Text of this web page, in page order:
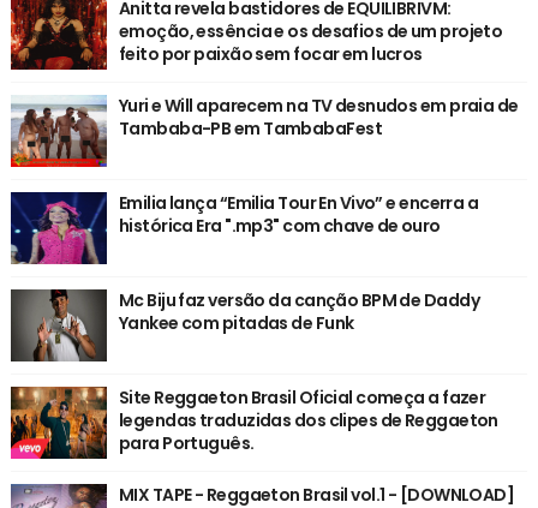
Anitta revela bastidores de EQUILIBRIVM:
emoção, essência e os desafios de um projeto
feito por paixão sem focar em lucros
Yuri e Will aparecem na TV desnudos em praia de
Tambaba-PB em TambabaFest
Emilia lança “Emilia Tour En Vivo” e encerra a
histórica Era ".mp3" com chave de ouro
Mc Biju faz versão da canção BPM de Daddy
Yankee com pitadas de Funk
Site Reggaeton Brasil Oficial começa a fazer
legendas traduzidas dos clipes de Reggaeton
para Português.
MIX TAPE - Reggaeton Brasil vol.1 - [DOWNLOAD]